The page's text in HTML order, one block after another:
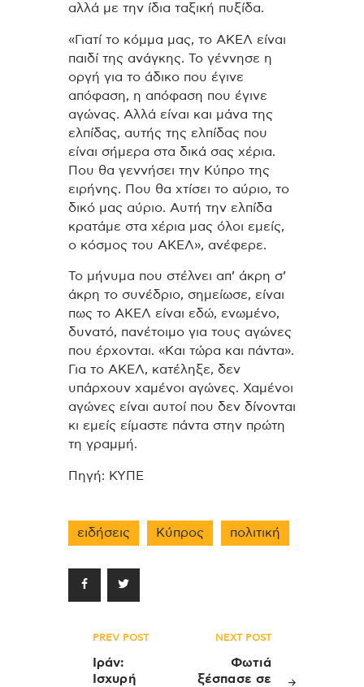
αλλά με την ίδια ταξική πυξίδα.
«Γιατί το κόμμα μας, το ΑΚΕΛ είναι
παιδί της ανάγκης. Το γέννησε η
οργή για το άδικο που έγινε
απόφαση, η απόφαση που έγινε
αγώνας. Αλλά είναι και μάνα της
ελπίδας, αυτής της ελπίδας που
είναι σήμερα στα δικά σας χέρια.
Που θα γεννήσει την Κύπρο της
ειρήνης. Που θα χτίσει το αύριο, το
δικό μας αύριο. Αυτή την ελπίδα
κρατάμε στα χέρια μας όλοι εμείς,
ο κόσμος του ΑΚΕΛ», ανέφερε.
Το μήνυμα που στέλνει απ’ άκρη σ’
άκρη το συνέδριο, σημείωσε, είναι
πως το ΑΚΕΛ είναι εδώ, ενωμένο,
δυνατό, πανέτοιμο για τους αγώνες
που έρχονται. «Και τώρα και πάντα».
Για το ΑΚΕΛ, κατέληξε, δεν
υπάρχουν χαμένοι αγώνες. Χαμένοι
αγώνες είναι αυτοί που δεν δίνονται
κι εμείς είμαστε πάντα στην πρώτη
τη γραμμή.
Πηγή: ΚΥΠΕ
ειδήσεις Κύπρος πολιτική
Πλοήγηση
άρθρων
PREV POST
Ιράν:
Ισχυρή
NEXT POST
Φωτιά
ξέσπασε σε